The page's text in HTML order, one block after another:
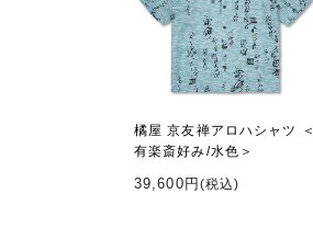
橘屋 京友禅アロハシャツ ＜
有楽斎好み/水色＞
39,600円 (税込)